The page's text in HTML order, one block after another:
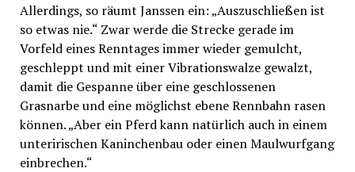
Allerdings, so räumt Janssen ein: „Auszuschließen ist
so etwas nie.“ Zwar werde die Strecke gerade im
Vorfeld eines Renntages immer wieder gemulcht,
geschleppt und mit einer Vibrationswalze gewalzt,
damit die Gespanne über eine geschlossenen
Grasnarbe und eine möglichst ebene Rennbahn rasen
können. „Aber ein Pferd kann natürlich auch in einem
unteririschen Kaninchenbau oder einen Maulwurfgang
einbrechen.“